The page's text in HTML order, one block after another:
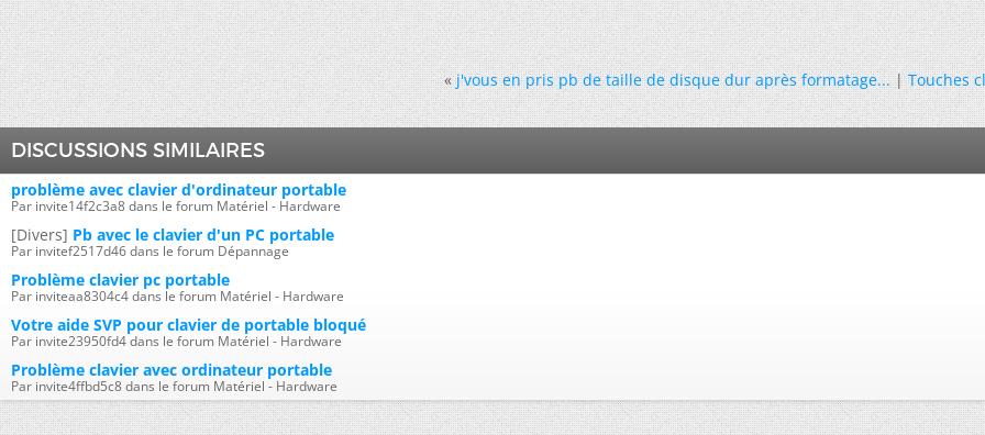
« j'vous en pris pb de taille de disque dur après formatage...|Touches
DISCUSSIONS SIMILAIRES
problème avec clavier d'ordinateur portable
Par invite14f2c3a8 dans le forum Matériel - Hardware
[Divers] Pb avec le clavier d'un PC portable
Par invitef2517d46 dans le forum Dépannage
Problème clavier pc portable
Par inviteaa8304c4 dans le forum Matériel - Hardware
Votre aide SVP pour clavier de portable bloqué
Par invite23950fd4 dans le forum Matériel - Hardware
Problème clavier avec ordinateur portable
Par invite4ffbd5c8 dans le forum Matériel - Hardware